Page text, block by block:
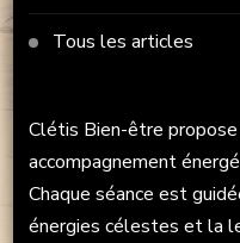
Tous les articles
Clétis Bien-être propose
accompagnement
Chaque séance est
énergies célestes et la